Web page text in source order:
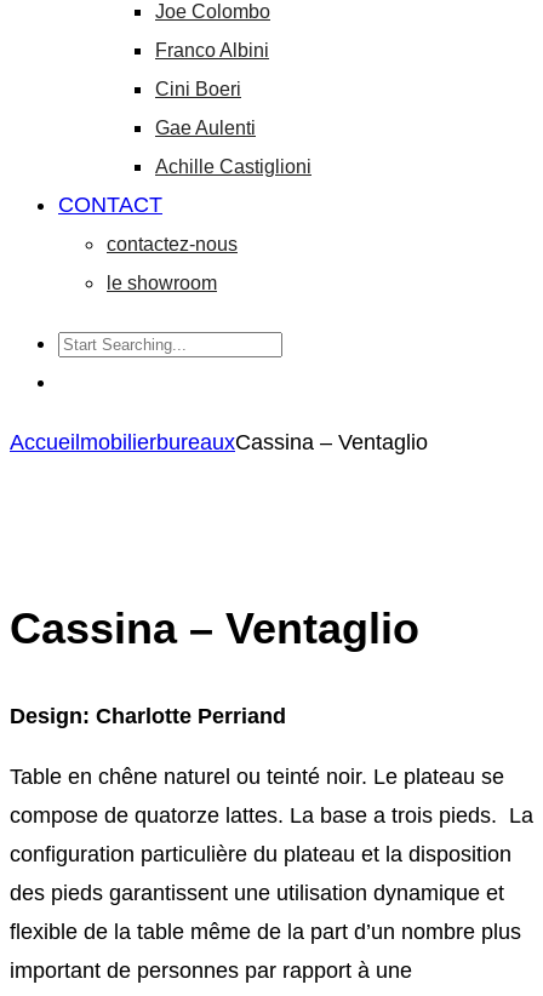
Joe Colombo
Franco Albini
Cini Boeri
Gae Aulenti
Achille Castiglioni
CONTACT
contactez-nous
le showroom
Accueil mobilierbureauxCassina – Ventaglio
Cassina – Ventaglio
Design: Charlotte Perriand
Table en chêne naturel ou teinté noir. Le plateau se
compose de quatorze lattes. La base a trois pieds. La
configuration particulière du plateau et la disposition
des pieds garantissent une utilisation dynamique et
flexible de la table même de la part d’un nombre plus
important de personnes par rapport à une